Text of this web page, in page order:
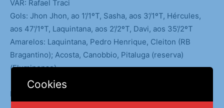
VAR: Rafael Traci
Gols: Jhon Jhon, ao 1’/1ºT, Sasha, aos 3’/1ºT, Hércules,
aos 47’/1ºT, Laquintana, aos 2’/2ºT, Davi, aos 35’/2ºT
Amarelos: Laquintana, Pedro Henrique, Cleiton (RB
Bragantino); Acosta, Canobbio, Pitaluga (reserva)
(Fluminense)
Leia Também:
Cookies